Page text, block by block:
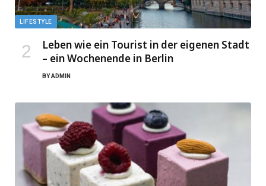
LIFESTYLE
Leben wie ein Tourist in der eigenen Stadt
– ein Wochenende in Berlin
BYADMIN